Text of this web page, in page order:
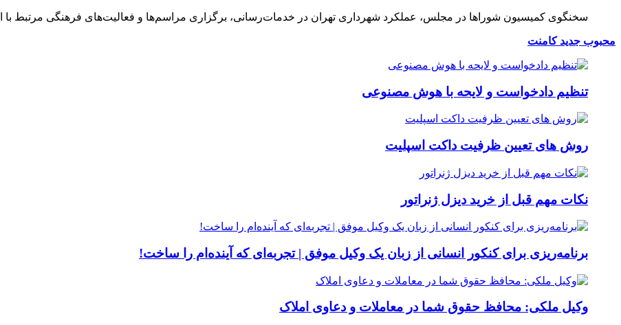
سخنگوی کمیسیون شوراها در مجلس، عملکرد شهرداری تهران در خدمات‌رسانی، برگزاری مراسم‌ها و فعالیت‌های فرهنگی مرتبط با
محبوب جدیدکامنت
تنظیم دادخواست و لایحه با هوش مصنوعی
روش های تعیین ظرفیت داکت اسپلیت
نکات مهم قبل از خرید دیزل ژنراتور
برنامه‌ریزی برای کنکور انسانی از زبان یک وکیل موفق | تجربه‌ای که آینده‌ام را ساخت!
وکیل ملکی: محافظ حقوق شما در معاملات و دعاوی املاک